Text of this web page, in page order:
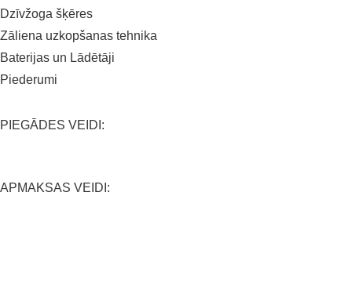
Dzīvžoga šķēres
Zāliena uzkopšanas tehnika
Baterijas un Lādētāji
Piederumi
PIEGĀDES VEIDI:
APMAKSAS VEIDI: